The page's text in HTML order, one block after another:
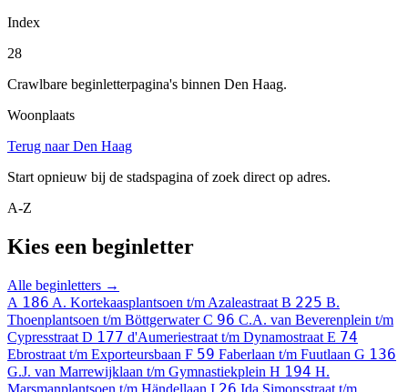
Index
28
Crawlbare beginletterpagina's binnen Den Haag.
Woonplaats
Terug naar Den Haag
Start opnieuw bij de stadspagina of zoek direct op adres.
A-Z
Kies een beginletter
Alle beginletters →
A 186 A. Kortekaasplantsoen t/m Azaleastraat B 225 B.
Thoenplantsoen t/m BöttgerwaterC 96 C.A. van Beverenplein t/m
Cypresstraat D 177 d'Aumeriestraat t/m Dynamostraat E 74
Ebrostraat t/m Exporteursbaan F 59 Faberlaan t/m Fuutlaan G 136
G.J. van Marrewijklaan t/m Gymnastiekplein H 194 H.
Marsmanplantsoen t/m Händellaan I 26 Ida Simonsstraat t/m